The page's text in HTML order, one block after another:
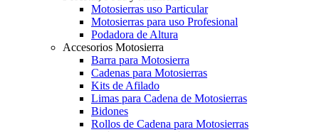
Motosierras uso Particular
Motosierras para uso Profesional
Podadora de Altura
Accesorios Motosierra
Barra para Motosierra
Cadenas para Motosierras
Kits de Afilado
Limas para Cadena de Motosierras
Bidones
Rollos de Cadena para Motosierras